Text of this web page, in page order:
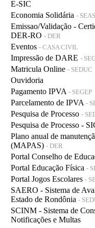
E-SIC
Economia Solidária - SEAS
Emissao/Validação -
DER-RO - DER
Eventos - CASA CIVIL
Impressão de DARE -
Matricula Online - SEDUC
Ouvidoria
Pagamento IPVA - SEGEP
Parcelamento de IPVA -
Pesquisa de Processo -
Pesquisa de Processo -
Plano anual de
(MAPAS) - DER
Portal Conselho de
Portal Educação Física -
Portal Jogos Escolares -
SAERO - Sistema de
Estado de Rondônia -
SCINM - Sistema de
Notificações e Multas